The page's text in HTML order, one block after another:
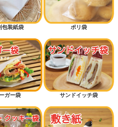
包装紙袋 ポリ袋
ガー袋 サンドイッチ袋